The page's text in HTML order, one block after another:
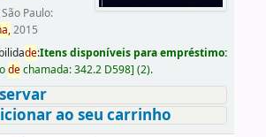
São Paulo:
2015
de:Itens disponíveis para empréstimo:
dechamada:342.2 D598] (2).
ao seu carrinho